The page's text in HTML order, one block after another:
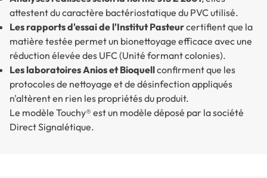
attestent du caractère bactériostatique du PVC utilisé.
Les rapports d'essai de l'Institut Pasteurcertifient que la
matière testée permet un bionettoyage efficace avec une
réduction élevée des UFC (Unité formant colonies).
Les laboratoires Anios et Bioquellconfirment que les
protocoles de nettoyage et de désinfection appliqués
n'altèrent en rien les propriétés du produit.
Le modèle Touchy® est un modèle déposé par la société
Direct Signalétique.